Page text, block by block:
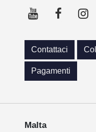
Contattaci
Pagamenti
Malta